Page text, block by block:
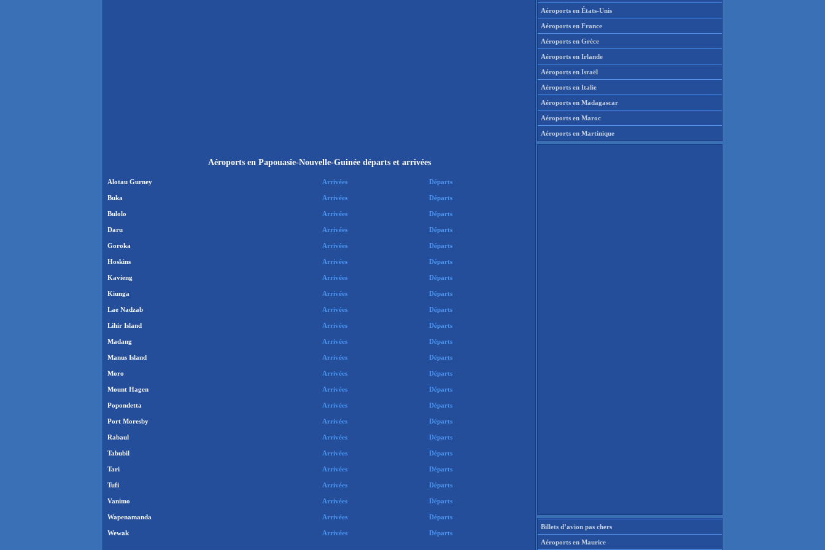
Aéroports en Papouasie-Nouvelle-Guinée départs et arrivées
Alotau Gurney Arrivées Départs
Buka Arrivées Départs
Bulolo Arrivées Départs
Daru Arrivées Départs
Goroka Arrivées Départs
Hoskins Arrivées Départs
Kavieng Arrivées Départs
Kiunga Arrivées Départs
Lae Nadzab Arrivées Départs
Lihir Island Arrivées Départs
Madang Arrivées Départs
Manus Island Arrivées Départs
Moro Arrivées Départs
Mount Hagen Arrivées Départs
Popondetta Arrivées Départs
Port Moresby Arrivées Départs
Rabaul Arrivées Départs
Tabubil Arrivées Départs
Tari Arrivées Départs
Tufi Arrivées Départs
Vanimo Arrivées Départs
Wapenamanda Arrivées Départs
Wewak Arrivées Départs
Aéroports en États-Unis
Aéroports en France
Aéroports en Grèce
Aéroports en Irlande
Aéroports en Israël
Aéroports en Italie
Aéroports en Madagascar
Aéroports en Maroc
Aéroports en Martinique
Billets d’avion pas chers
Aéroports en Maurice